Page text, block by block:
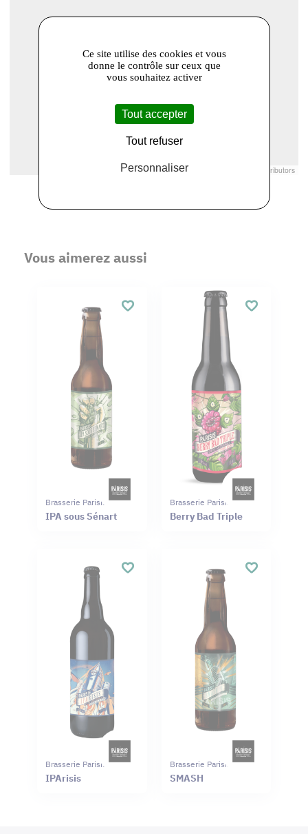
© Openstreetmap France | © contributors
Vous aimerez aussi
Brasserie Parisis
IPA sous Sénart
Brasserie Parisis
Berry Bad Triple
Brasserie Parisis
IPArisis
Brasserie Parisis
SMASH
Ce site utilise des cookies et vous
donne le contrôle sur ceux que
vous souhaitez activer
Tout accepter
Tout refuser
Personnaliser